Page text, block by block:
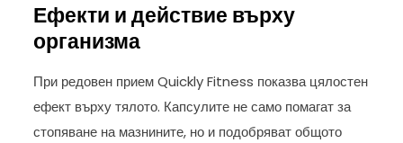
Ефекти и действие върху
организма
При редовен прием Quickly Fitness показва цялостен
ефект върху тялото. Капсулите не само помагат за
стопяване на мазнините, но и подобряват общото